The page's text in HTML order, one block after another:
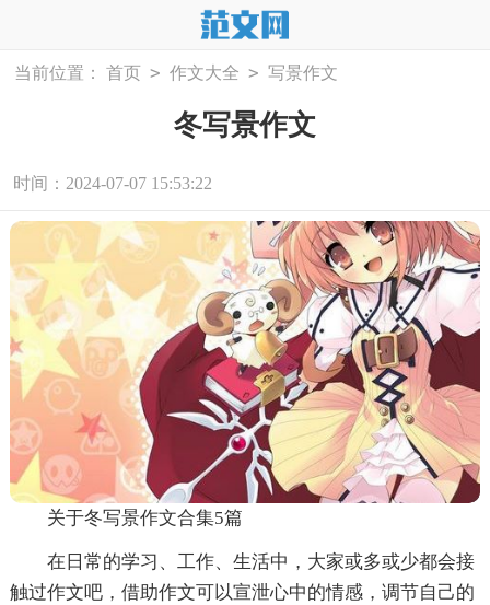
当前位置： 首页 > 作文大全 > 写景作文
冬写景作文
时间：2024-07-07 15:53:22
关于冬写景作文合集5篇
在日常的学习、工作、生活中，大家或多或少都会接
触过作文吧，借助作文可以宣泄心中的情感，调节自己的